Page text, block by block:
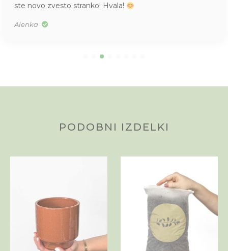
ste novo zvesto stranko! Hvala!
Alenka
PODOBNI IZDELKI